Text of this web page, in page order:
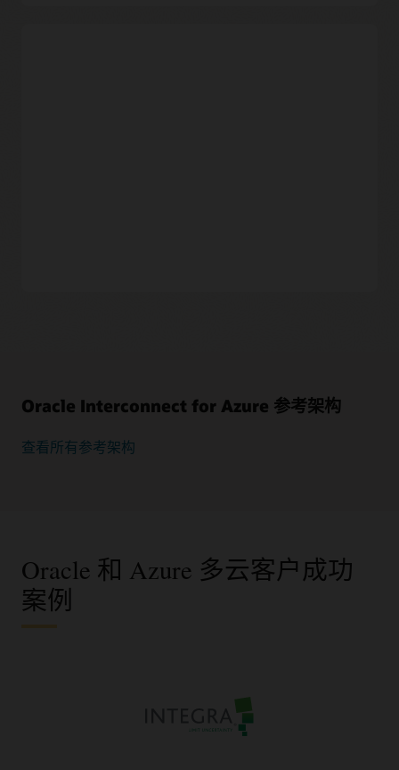
Oracle Interconnect for Azure 参考架构
查看所有参考架构
Oracle 和 Azure 多云客户成功
案例